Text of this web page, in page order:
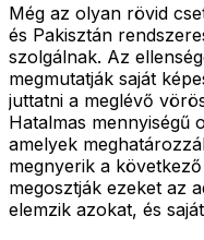
Még az olyan rövid
és Pakisztán
szolgálnak. Az
megmutatják saját
juttatni a meglévő
Hatalmas mennyiségű
amelyek
megnyerik a
megosztják ezeket az
elemzik azokat, és